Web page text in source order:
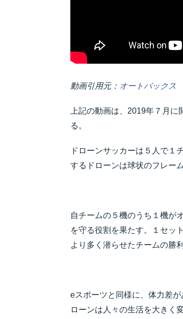
動画引用元： オートバックス
上記の動画は、2019年７月
る。
ドローンサッカーは５人で
するドローンは球状のフレー
自チームの５機のうち１機が
を守る役割を果たす。１セッ
より多く潜らせたチームの勝
eスポーツと同様に、体力差
ローンは人々の生活を大きく